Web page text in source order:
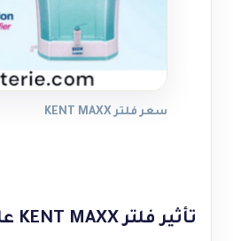
سعر فلتر KENT MAXX
تأثير فلتر KENT MAXX على البيئة